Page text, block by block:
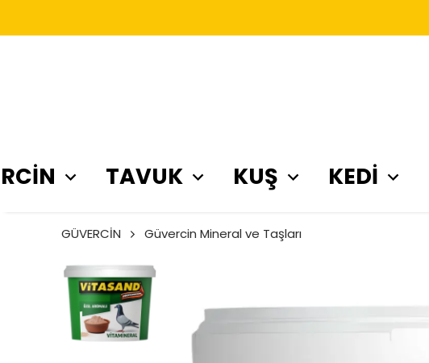
TAVUK KUŞ KEDİ
GÜVERCİN Güvercin Mineral ve Taşları